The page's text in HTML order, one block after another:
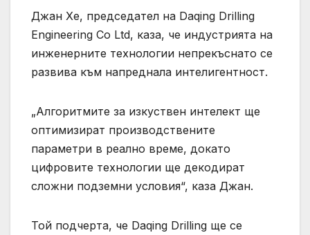
Джан Хе, председател на Daqing Drilling
Engineering Co Ltd, каза, че индустрията на
инженерните технологии непрекъснато се
развива към напреднала интелигентност.
„Алгоритмите за изкуствен интелект ще
оптимизират производствените
параметри в реално време, докато
цифровите технологии ще декодират
сложни подземни условия“, каза Джан.
Той подчерта, че Daqing Drilling ще се